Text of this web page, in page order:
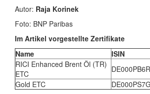
Autor: Raja Korinek
Foto: BNP Paribas
Im Artikel vorgestellte Zertifikate
Name
ISIN
RICI Enhanced Brent Öl (TR)
ETC
Gold ETC